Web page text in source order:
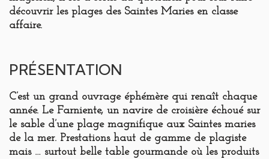
découvrir les plages des Saintes Maries en classe
affaire.
PRÉSENTATION
C’est un grand ouvrage éphémère qui renaît chaque
année. Le Farniente, un navire de croisière échoué sur
le sable d’une plage magnifique aux Saintes maries
de la mer. Prestations haut de gamme de plagiste
mais … surtout belle table gourmande où les produits